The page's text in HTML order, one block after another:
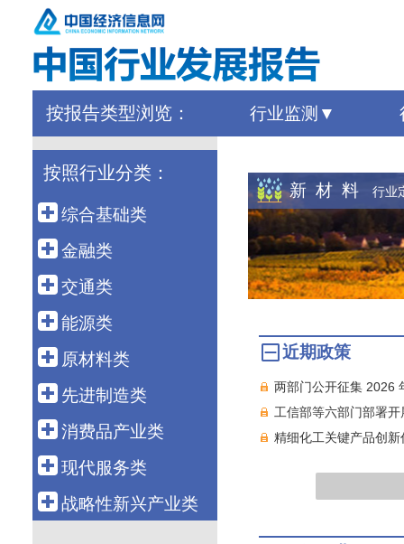
按报告类型浏览： 行业监测
按照行业分类：
综合基础类
宏 观
外 贸
房 地 产
海洋经济
金融类
金 融
保 险
科技金融
融资租赁
资产管理
交通类
港 口
高速铁路
能源类
石油天然气
煤 炭
核 电
原材料类
建 材
钢 铁
化 工
先进制造类
船 舶
汽 车
工程机械
消费品产业类
轻工造纸
纺织服装
现代服务类
批发零售
战略性新兴产业类
新 材 料 行业
近期政策
两部门公开征集 2026
工信部等六部门部署
精细化工关键产品创